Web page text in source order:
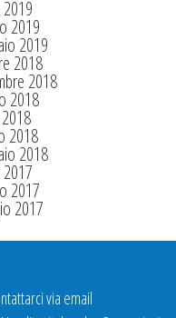
2019
2019
2018
2018
2018
2018
2018
2017
2017
via email